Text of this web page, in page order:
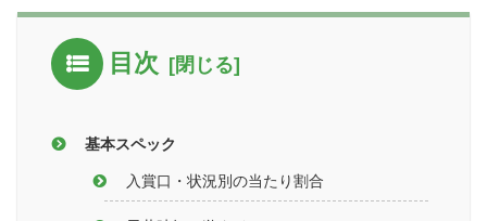
目次
基本スペック
入賞口・状況別の当たり割合